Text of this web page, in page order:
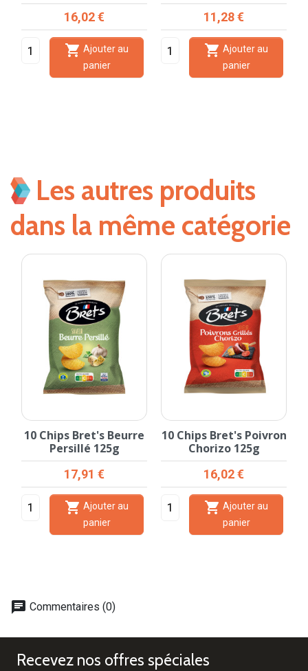
Prix
16,02 €
 Ajouter au
panier
Prix
11,28 €
 Ajouter au
panier
Les autres produits
dans la même catégorie
10 Chips Bret's Beurre
Persillé 125g
Prix
17,91 €
 Ajouter au
panier
10 Chips Bret's Poivron
Chorizo 125g
Prix
16,02 €
 Ajouter au
panier
chat Commentaires (0)
Recevez nos offres spéciales